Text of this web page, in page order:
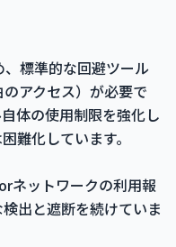
標準的な回避ツール
アクセス）が必要で
体の使用制限を強化し
難化しています。
ネットワークの利用報
出と遮断を続けていま